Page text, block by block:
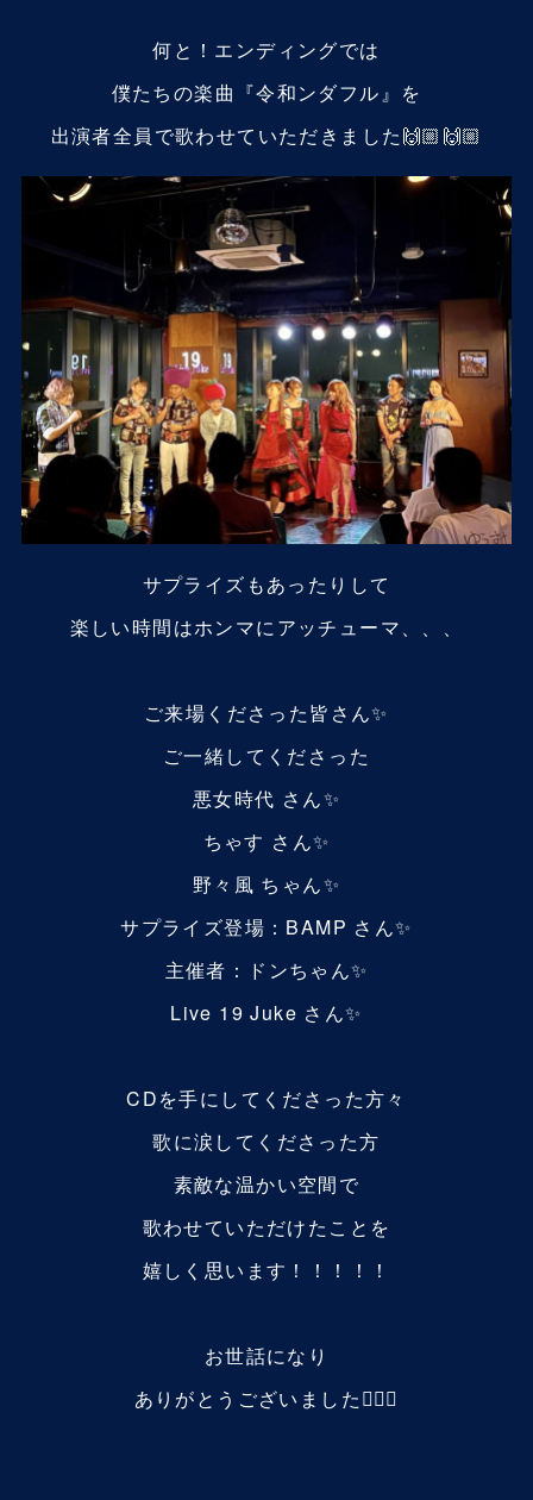
何と！エンディングでは
僕たちの楽曲『令和ンダフル』を
出演者全員で歌わせていただきました🙌🏼🙌🏼
サプライズもあったりして
楽しい時間はホンマにアッチューマ、、、
ご来場くださった皆さん✨
ご一緒してくださった
悪女時代 さん✨
ちゃす さん✨
野々風 ちゃん✨
サプライズ登場：BAMP さん✨
主催者：ドンちゃん✨
Live 19 Juke さん✨
CDを手にしてくださった方々
歌に涙してくださった方
素敵な温かい空間で
歌わせていただけたことを
嬉しく思います！！！！！
お世話になり
ありがとうございました🙇🏻‍♂️